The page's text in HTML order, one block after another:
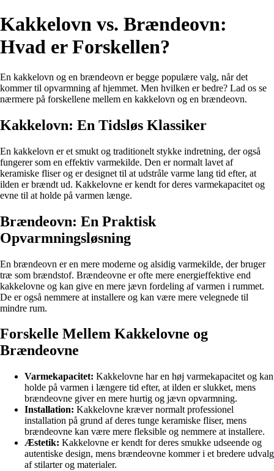
Kakkelovn vs. Brændeovn:
Hvad er Forskellen?
En kakkelovn og en brændeovn er begge populære valg, når det
kommer til opvarmning af hjemmet. Men hvilken er bedre? Lad os se
nærmere på forskellene mellem en kakkelovn og en brændeovn.
Kakkelovn: En Tidsløs Klassiker
En kakkelovn er et smukt og traditionelt stykke indretning, der også
fungerer som en effektiv varmekilde. Den er normalt lavet af
keramiske fliser og er designet til at udstråle varme lang tid efter, at
ilden er brændt ud. Kakkelovne er kendt for deres varmekapacitet og
evne til at holde på varmen længe.
Brændeovn: En Praktisk
Opvarmningsløsning
En brændeovn er en mere moderne og alsidig varmekilde, der bruger
træ som brændstof. Brændeovne er ofte mere energieffektive end
kakkelovne og kan give en mere jævn fordeling af varmen i rummet.
De er også nemmere at installere og kan være mere velegnede til
mindre rum.
Forskelle Mellem Kakkelovne og
Brændeovne
Varmekapacitet: Kakkelovne har en høj varmekapacitet og kan
holde på varmen i længere tid efter, at ilden er slukket, mens
brændeovne giver en mere hurtig og jævn opvarmning.
Installation: Kakkelovne kræver normalt professionel
installation på grund af deres tunge keramiske fliser, mens
brændeovne kan være mere fleksible og nemmere at installere.
Æstetik: Kakkelovne er kendt for deres smukke udseende og
autentiske design, mens brændeovne kommer i et bredere udvalg
af stilarter og materialer.